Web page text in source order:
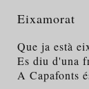
Eixamorat
Que ja està
Es diu d'una
A Capafonts